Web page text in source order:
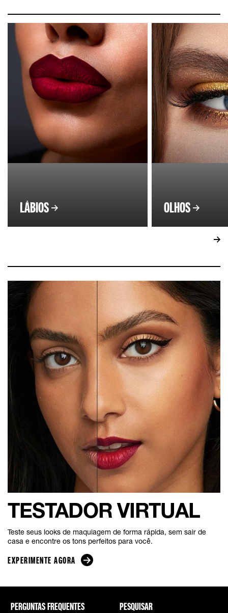
LÁBIOS OLHOS
TESTADOR VIRTUAL
Teste seus looks de maquiagem de forma rápida, sem sair de
casa e encontre os tons perfeitos para você.​
EXPERIMENTE AGORA
PERGUNTAS FREQUENTES PESQUISAR